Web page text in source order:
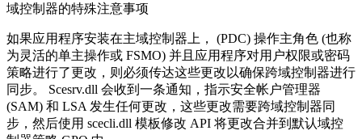
域控制器的特殊注意事项
如果应用程序安装在主域控制器上， (PDC) 操作主角色 (也称
为灵活的单主操作或 FSMO) 并且应用程序对用户权限或密码
策略进行了更改，则必须传达这些更改以确保跨域控制器进行
同步。 Scesrv.dll 会收到一条通知，指示安全帐户管理器
(SAM) 和 LSA 发生任何更改，这些更改需要跨域控制器同
步，然后使用 scecli.dll 模板修改 API 将更改合并到默认域控